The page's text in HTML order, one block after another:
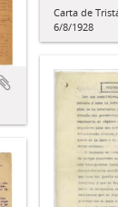
Carta de
6/8/1928